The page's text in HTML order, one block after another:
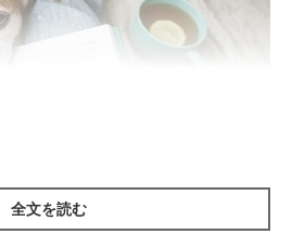
っきまで元気だった愛犬が、なんだか
具合が悪そうに見える…ということは
全文を読む